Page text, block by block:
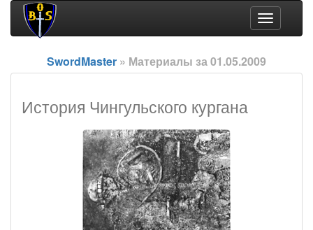
Toggle
navigation
SwordMaster » Материалы за 01.05.2009
История Чингульского кургана